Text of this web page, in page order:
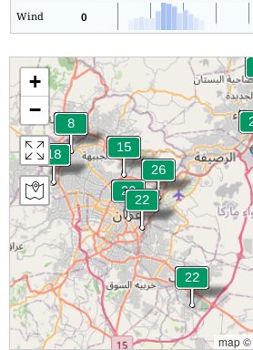
Wind 0
+
−
map ©